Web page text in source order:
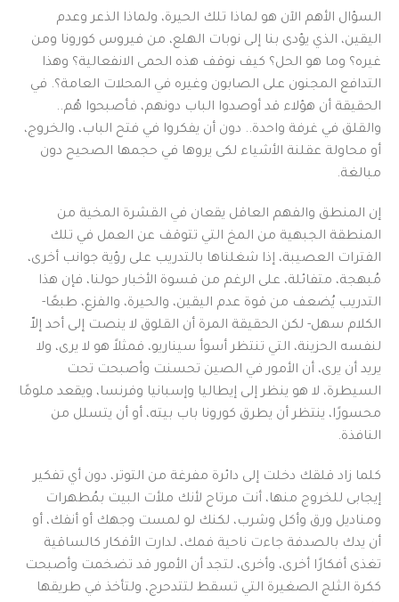
السؤال الأهم الآن هو لماذا تلك الحيرة، ولماذا الذعر وعدم
اليقين، الذي يؤدى بنا إلى نوبات الهلع، من فيروس كورونا ومن
غيره؟ وما هو الحل؟ كيف نوقف هذه الحمى الانفعالية؟ وهذا
التدافع المجنون على الصابون وغيره في المحلات العامة؟. في
الحقيقة أن هؤلاء قد أوصدوا الباب دونهم، فأصبحوا هُم..
والقلق في غرفة واحدة.. دون أن يفكروا في فتح الباب، والخروج،
أو محاولة عقلنة الأشياء لكى يروها في حجمها الصحيح دون
مبالغة.
إن المنطق والفهم العاقل يقعان في القشرة المخية من
المنطقة الجبهية من المخ التي تتوقف عن العمل في تلك
الفترات العصيبة، إذا شغلناها بالتدريب على رؤية جوانب أخرى،
مُبهجة، متفائلة، على الرغم من قسوة الأخبار حولنا، فإن هذا
التدريب يُضعف من قوة عدم اليقين، والحيرة، والفزع، طبعًا-
الكلام سهل- لكن الحقيقة المرة أن القلوق لا ينصت إلى أحد إلاّ
لنفسه الحزينة، التي تنتظر أسوأ سيناريو، فمثلاً هو لا يرى، ولا
يريد أن يرى، أن الأمور في الصين تحسنت وأصبحت تحت
السيطرة، لا هو ينظر إلى إيطاليا وإسبانيا وفرنسا، ويقعد ملومًا
محسورًا، ينتظر أن يطرق كورونا باب بيته، أو أن يتسلل من
النافذة.
كلما زاد قلقك دخلت إلى دائرة مفرغة من التوتر، دون أي تفكير
إيجابى للخروج منها، أنت مرتاح لأنك ملأت البيت بمُطهرات
ومناديل ورق وأكل وشرب، لكنك لو لمست وجهك أو أنفك، أو
أن يدك بالصدفة جاءت ناحية فمك، لدارت الأفكار كالساقية
تغذى أفكارًا أخرى، وأخرى، لتجد أن الأمور قد تضخمت وأصبحت
ككرة الثلج الصغيرة التي تسقط لتتدحرج، ولتأخذ في طريقها